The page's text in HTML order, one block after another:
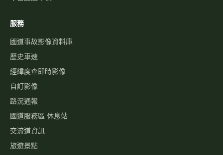
服務
國道事故影像資料庫
歷史車速
經緯度查即時影像
自訂影像
路況通報
國道服務區 休息站
交流道資訊
旅遊景點